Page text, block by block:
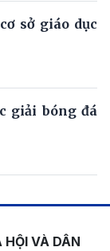
sở giáo dục
giải bóng đá
VÀ DÂN